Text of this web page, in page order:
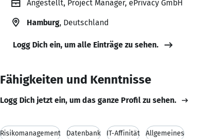
Angestellt, Project Manager, ePrivacy GmbH
Hamburg, Deutschland
Logg Dich ein, um alle Einträge zu sehen.
Fähigkeiten und Kenntnisse
Logg Dich jetzt ein, um das ganze Profil zu sehen.
Risikomanagement Datenbank IT-Affinität Allgemeines